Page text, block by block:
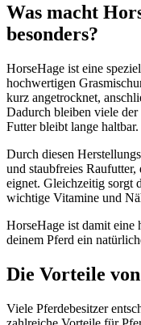
Was macht
besonders?
HorseHage ist eine
hochwertigen
kurz angetrocknet,
Dadurch bleiben viele
Futter bleibt lange haltbar.
Durch diesen
und staubfreies
eignet. Gleichzeitig sorgt
wichtige Vitamine und
HorseHage ist damit
deinem Pferd ein
Die Vorteile
Viele Pferdebesitzer